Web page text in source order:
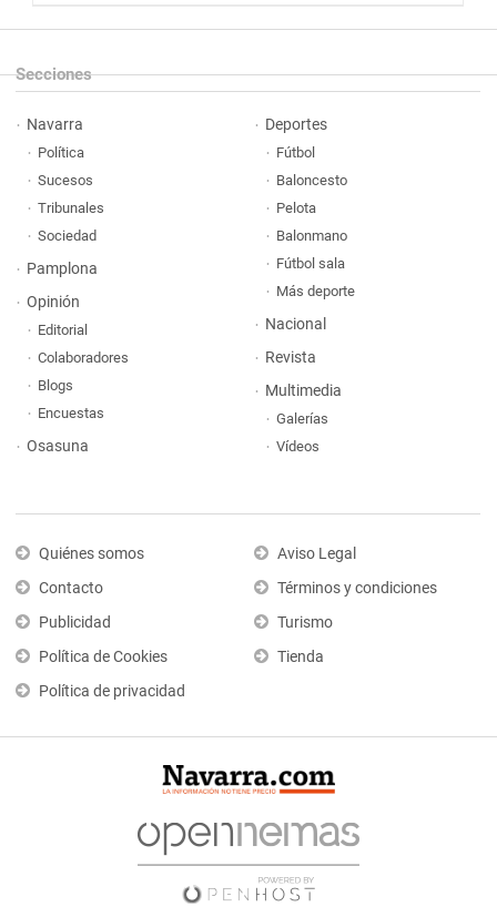
Secciones
Navarra
Política
Sucesos
Tribunales
Sociedad
Pamplona
Opinión
Editorial
Colaboradores
Blogs
Encuestas
Osasuna
Deportes
Fútbol
Baloncesto
Pelota
Balonmano
Fútbol sala
Más deporte
Nacional
Revista
Multimedia
Galerías
Vídeos
Quiénes somos
Contacto
Publicidad
Política de Cookies
Política de privacidad
Aviso Legal
Términos y condiciones
Turismo
Tienda